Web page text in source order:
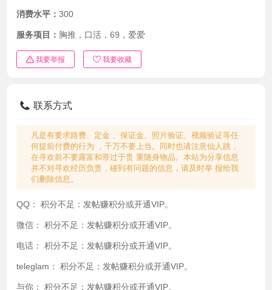
消费水平： 300
服务项目： 胸推，口活，69，爱爱
我要举报 我要收藏
联系方式
凡是有要求路费、定金 、保证金、照片验证、视频验证等任
何提前付费的行为 ，千万不要上当。同时也请注意仙人跳，
在寻欢前不要露富和带过于贵 重随身物品。本站为分享信息
并不对寻欢经历负责，碰到有问题的信息，请及时举 报给我
们删除信息。
QQ： 积分不足：发帖赚积分或开通VIP。
微信： 积分不足：发帖赚积分或开通VIP。
电话： 积分不足：发帖赚积分或开通VIP。
teleglam： 积分不足：发帖赚积分或开通VIP。
与你： 积分不足：发帖赚积分或开通VIP。